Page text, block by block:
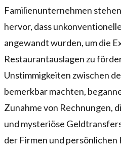
Familienunternehmen
hervor, dass
angewandt wurden, um die
Restaurantauslagen zu
Unstimmigkeiten zwischen
bemerkbar machten,
Zunahme von Rechnungen,
und mysteriöse
der Firmen und